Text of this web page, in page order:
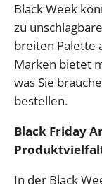
Black Week
zu
breiten Palette
Marken bietet
was Sie
bestellen.
Black Friday
In der Black